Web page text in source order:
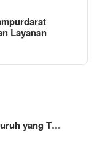
Layanan
yang T…